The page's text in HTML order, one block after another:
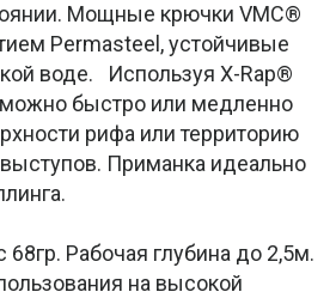
Мощные крючки VMC®
Permasteel, устойчивые
воде. Используя X-Rap®
быстро или медленно
рифа или территорию
Приманка идеально
68гр. Рабочая глубина до 2,5м.
на высокой